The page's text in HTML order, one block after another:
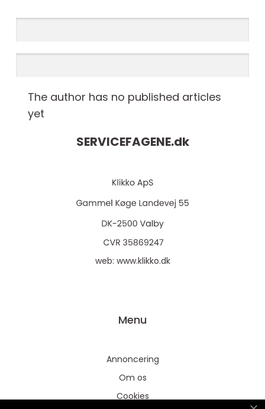
The author has no published articles
yet
SERVICEFAGENE.dk
web: www.klikko.dk
Menu
Annoncering
Om os
Cookies